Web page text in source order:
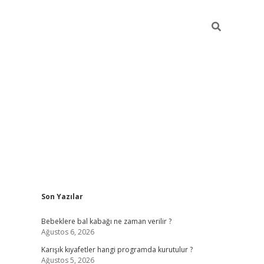
Sidebar
Son Yazılar
Bebeklere bal kabağı ne zaman verilir ?
Ağustos 6, 2026
Karışık kıyafetler hangi programda kurutulur ?
Ağustos 5, 2026